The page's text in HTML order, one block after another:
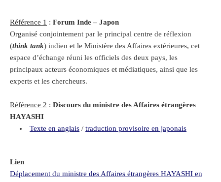
Référence 1 : Forum Inde – Japon
Organisé conjointement par le principal centre de réflexion
(think tank) indien et le Ministère des Affaires extérieures, cet
espace d’échange réuni les officiels des deux pays, les
principaux acteurs économiques et médiatiques, ainsi que les
experts et les chercheurs.
Référence 2 : Discours du ministre des Affaires étrangères
HAYASHI
Texte en anglais /traduction provisoire en japonais
Lien
Déplacement du ministre des Affaires étrangères HAYASHI en